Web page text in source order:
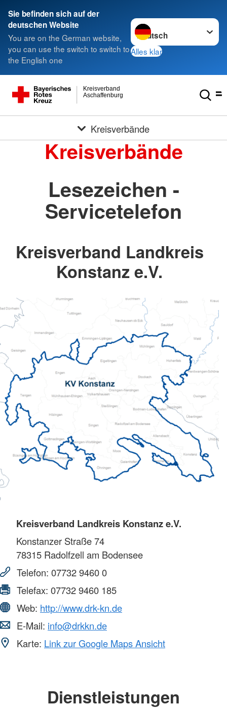
Sie befinden sich auf der
deutschen Website
You are on the German website,
you can use the switch to switch to
the English one
Sprache wechseln zu
Alles klar
Aschaffenburg
Kreisverband
Kreisverbände
Kreisverbände
Lesezeichen -
Servicetelefon
Kreisverband Landkreis
Konstanz e.V.
Kreisverband Landkreis Konstanz e.V.
Konstanzer Straße 74
78315 Radolfzell am Bodensee
Telefon: 07732 9460 0
Telefax: 07732 9460 185
Web: http://www.drk-kn.de
E-Mail: info@drkkn.de
Karte: Link zur Google Maps Ansicht
Dienstleistungen